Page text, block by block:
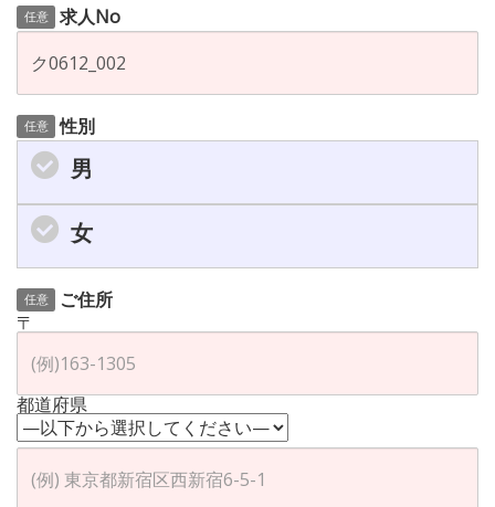
任意 求人No
任意 性別
男
女
任意
ご住所
〒
都道府県